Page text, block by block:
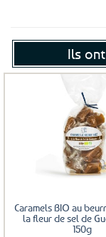
Ils
Caramels BIO au
la fleur de sel de
150g